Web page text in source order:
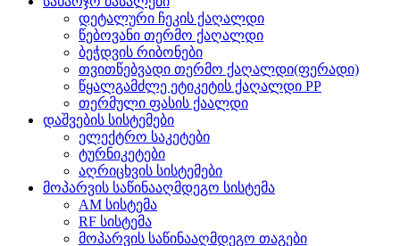
დეტალური ჩეკის ქაღალდი
წებოვანი თერმო ქაღალდი
ბეჭდვის რიბონები
თვითწებვადი თერმო ქაღალდი(ფერადი)
წყალგამძლე ეტიკეტის ქაღალდი PP
თერმული ფასის ქაალდი
დაშვების სისტემები
ელექტრო საკეტები
ტურნიკეტები
აღრიცხვის სისტემები
მოპარვის საწინააღმდეგო სისტემა
AM სისტემა
RF სისტემა
მოპარვის საწინააღმდეგო თაგები